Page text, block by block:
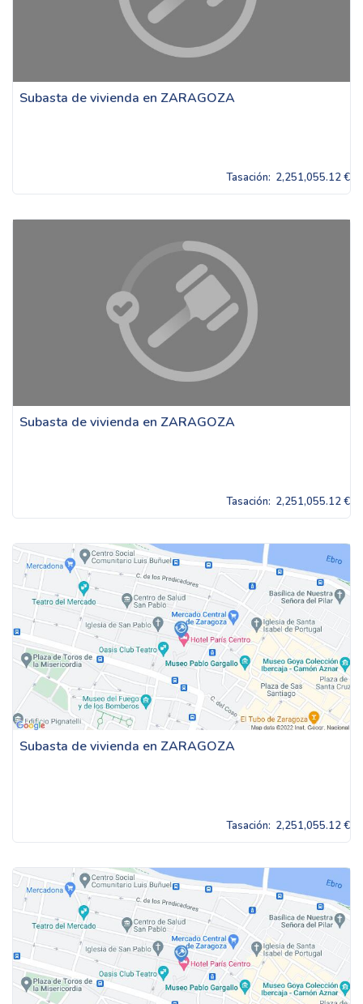
Subasta de vivienda en ZARAGOZA
Tasación: 2,251,055.12 €
Subasta de vivienda en ZARAGOZA
Tasación: 2,251,055.12 €
Subasta de vivienda en ZARAGOZA
Tasación: 2,251,055.12 €